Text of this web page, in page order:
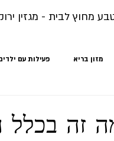
מחוץ לבית - מגזין
מזון בריא פעילות עם
זה בכלל